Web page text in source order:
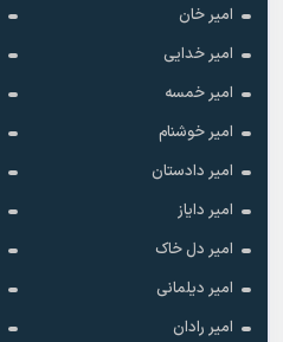
امیر خان
امیر خدایی
امیر خمسه
امیر خوشنام
امیر دادستان
امیر دایاز
امیر دل خاک
امیر دیلمانی
امیر رادان